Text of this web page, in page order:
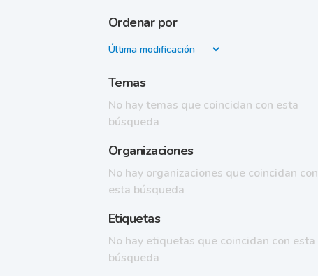
Ordenar por
Temas
No hay temas que coincidan con esta
búsqueda
Organizaciones
No hay organizaciones que coincidan con
esta búsqueda
Etiquetas
No hay etiquetas que coincidan con esta
búsqueda